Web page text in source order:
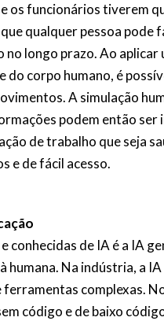
os funcionários tiverem
qualquer pessoa
no longo prazo. Ao
corpo humano, é
A simulação
podem então
de trabalho que seja
e de fácil acesso.
conhecidas de IA é a IA
Na indústria, a
complexas.
código e de baixo